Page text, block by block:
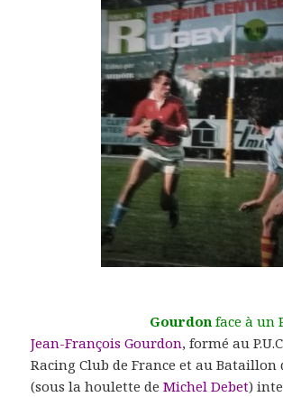
Gourdon face à un
Jean-François Gourdon, formé au
Racing Club de France et au Bataillon
(sous la houlette deMichel Debet)